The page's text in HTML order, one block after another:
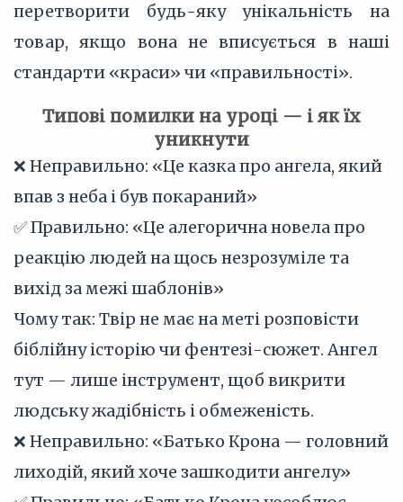
перетворити будь-яку унікальність на
товар, якщо вона не вписується в наші
стандарти «краси» чи «правильності».
Типові помилки на уроці — і як їх
уникнути
❌ Неправильно: «Це казка про ангела, який
впав з неба і був покараний»
✅ Правильно: «Це алегорична новела про
реакцію людей на щось незрозуміле та
вихід за межі шаблонів»
Чому так: Твір не має на меті розповісти
біблійну історію чи фентезі-сюжет. Ангел
тут — лише інструмент, щоб викрити
людську жадібність і обмеженість.
❌ Неправильно: «Батько Крона — головний
лиходій, який хоче зашкодити ангелу»